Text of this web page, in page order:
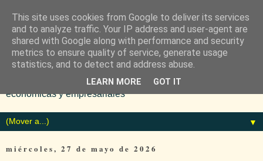
Diario especializado en noticias
económicas y empresariales
▼
miércoles, 27 de mayo de 2026
This site uses cookies from Google to deliver its services
and to analyze traffic. Your IP address and user-agent are
shared with Google along with performance and security
metrics to ensure quality of service, generate usage
statistics, and to detect and address abuse.
LEARN MORE GOT IT